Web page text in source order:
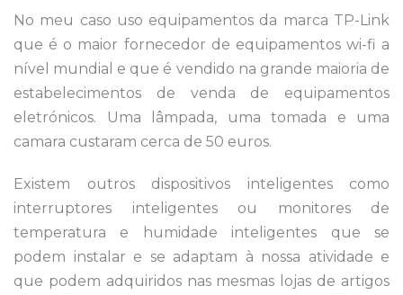
No meu caso uso equipamentos da marca TP-Link
que é o maior fornecedor de equipamentos wi-fi a
nível mundial e que é vendido na grande maioria de
estabelecimentos de venda de equipamentos
eletrónicos. Uma lâmpada, uma tomada e uma
camara custaram cerca de 50 euros.
Existem outros dispositivos inteligentes como
interruptores inteligentes ou monitores de
temperatura e humidade inteligentes que se
podem instalar e se adaptam à nossa atividade e
que podem adquiridos nas mesmas lojas de artigos